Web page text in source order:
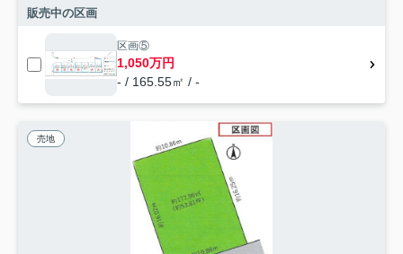
販売中の区画
区画⑤
1,050万円
- / 165.55㎡ / -
売地